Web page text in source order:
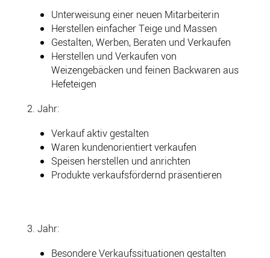
Unterweisung einer neuen Mitarbeiterin
Herstellen einfacher Teige und Massen
Gestalten, Werben, Beraten und Verkaufen
Herstellen und Verkaufen von
Weizengebäcken und feinen Backwaren aus
Hefeteigen
2. Jahr:
Verkauf aktiv gestalten
Waren kundenorientiert verkaufen
Speisen herstellen und anrichten
Produkte verkaufsfördernd präsentieren
3. Jahr:
Besondere Verkaufssituationen gestalten